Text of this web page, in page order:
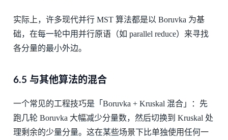
实际上，许多现代并行 MST 算法都是以 Boruvka 为基
础，在每一轮中用并行原语（如 parallel reduce）来寻找
各分量的最小外边。
6.5 与其他算法的混合
一个常见的工程技巧是「Boruvka + Kruskal 混合」：先
跑几轮 Boruvka 大幅减少分量数，然后切换到 Kruskal 处
理剩余的少量分量。这在某些场景下比单独使用任何一